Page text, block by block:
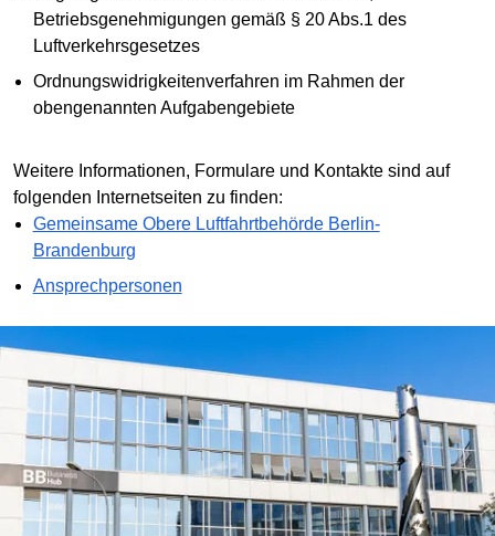
Betriebsgenehmigungen gemäß § 20 Abs.1 des
Luftverkehrsgesetzes
Ordnungswidrigkeitenverfahren im Rahmen der
obengenannten Aufgabengebiete
Weitere Informationen, Formulare und Kontakte sind auf
folgenden Internetseiten zu finden:
Gemeinsame Obere Luftfahrtbehörde Berlin-
Brandenburg
Ansprechpersonen